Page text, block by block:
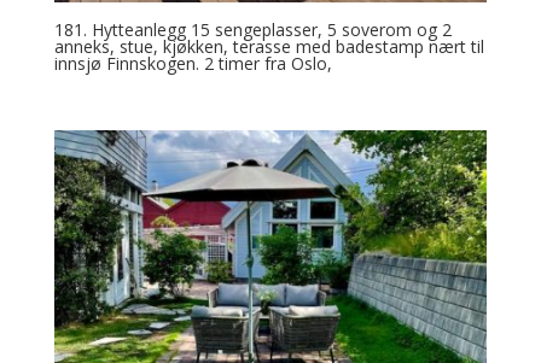
181. Hytteanlegg 15 sengeplasser, 5 soverom og 2
anneks, stue, kjøkken, terasse med badestamp nært til
innsjø Finnskogen. 2 timer fra Oslo,